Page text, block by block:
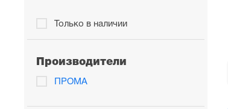
Только в наличии
Производители
ПРОМА